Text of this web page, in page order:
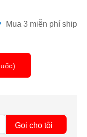
Mua 3 miễn phí ship
Gọi cho tôi